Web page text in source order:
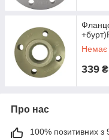
Немає
339 ₴
Про нас
100% позитивних з